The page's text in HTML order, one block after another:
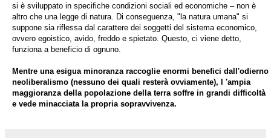
si è sviluppato in specifiche condizioni sociali ed economiche – non è
altro che una legge di natura. Di conseguenza, "la natura umana" si
suppone sia riflessa dal carattere dei soggetti del sistema economico,
ovvero egoistico, avido, freddo e spietato. Questo, ci viene detto,
funziona a beneficio di ognuno.
Mentre una esigua minoranza raccoglie enormi benefici dall'odierno
neoliberalismo (nessuno dei quali resterà ovviamente), l 'ampia
maggioranza della popolazione della terra soffre in grandi difficoltà
e vede minacciata la propria sopravvivenza.